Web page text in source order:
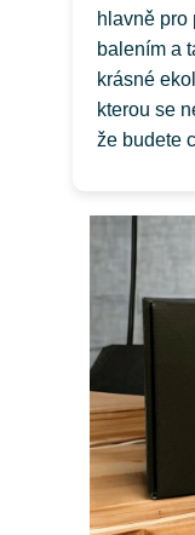
hlavně pro
balením a
krásné
kterou se
že budete